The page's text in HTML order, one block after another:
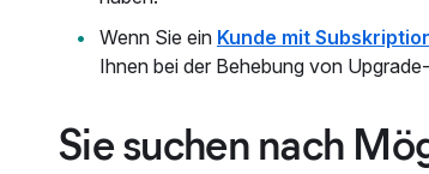
Wenn Sie ein Kunde mit
Ihnen bei der Behebung von
Sie suchen nach